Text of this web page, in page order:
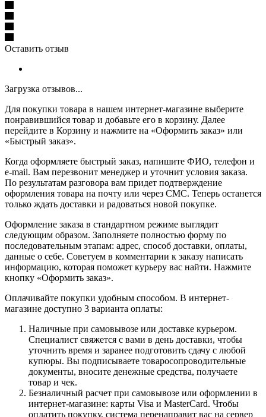
Оставить отзыв
Загрузка отзывов...
Для покупки товара в нашем интернет-магазине выберите
понравившийся товар и добавьте его в корзину. Далее
перейдите в Корзину и нажмите на «Оформить заказ» или
«Быстрый заказ».
Когда оформляете быстрый заказ, напишите ФИО, телефон и
e-mail. Вам перезвонит менеджер и уточнит условия заказа.
По результатам разговора вам придет подтверждение
оформления товара на почту или через СМС. Теперь останется
только ждать доставки и радоваться новой покупке.
Оформление заказа в стандартном режиме выглядит
следующим образом. Заполняете полностью форму по
последовательным этапам: адрес, способ доставки, оплаты,
данные о себе. Советуем в комментарии к заказу написать
информацию, которая поможет курьеру вас найти. Нажмите
кнопку «Оформить заказ».
Оплачивайте покупки удобным способом. В интернет-
магазине доступно 3 варианта оплаты:
Наличные при самовывозе или доставке курьером.
Специалист свяжется с вами в день доставки, чтобы
уточнить время и заранее подготовить сдачу с любой
купюры. Вы подписываете товаросопроводительные
документы, вносите денежные средства, получаете
товар и чек.
Безналичный расчет при самовывозе или оформлении в
интернет-магазине: карты Visa и MasterCard. Чтобы
оплатить покупку, система перенаправит вас на сервер